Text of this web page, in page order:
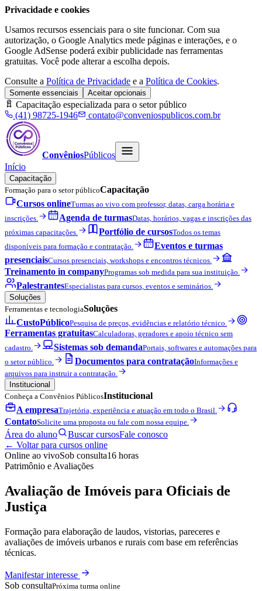
Privacidade e cookies
Usamos recursos essenciais para o site funcionar. Com sua
autorização, o Google Analytics mede páginas e interações, e o
Google AdSense poderá exibir publicidade nas ferramentas
gratuitas. Você pode alterar a escolha depois.
Consulte a Política de Privacidade e a Política de Cookies.
Somente essenciais Aceitar opcionais
Capacitação especializada para o setor público
(41) 98725-1946
contato@conveniospublicos.com.br
ConvêniosPúblicos
Início
Capacitação
Formação para o setor públicoCapacitação
Cursos onlineTurmas ao vivo com professor, datas, carga horária e
inscrições.
Agenda de turmasDatas, horários, vagas e inscrições das
próximas capacitações.
Portfólio de cursosTodos os temas
disponíveis para formação e contratação.
Eventos e turmas
presenciaisCursos presenciais, workshops e encontros técnicos.
Treinamento in companyProgramas sob medida para sua instituição.
PalestrantesEspecialistas para cursos, eventos e seminários.
Soluções
Ferramentas e tecnologiaSoluções
CustoPúblicoPesquisa de preços, evidências e relatório técnico.
Ferramentas gratuitasCalculadoras, geradores e apoio técnico sem
cadastro.
Sistemas sob demandaPortais, softwares e automações para
o setor público.
Documentos para contrataçãoInformações e
arquivos para instruir a contratação.
Institucional
Conheça a Convênios PúblicosInstitucional
A empresaTrajetória, experiência e atuação em todo o Brasil.
ContatoSolicite uma proposta ou fale com nossa equipe.
Área do aluno Buscar cursosFale conosco
← Voltar para cursos online
Online ao vivoSob consulta16 horas
Patrimônio e Avaliações
Avaliação de Imóveis para Oficiais de
Justiça
Formação para elaboração de laudos, vistorias, pareceres e
avaliações de imóveis urbanos e rurais com base em referências
técnicas.
Manifestar interesse
Sob consultaPróxima turma online